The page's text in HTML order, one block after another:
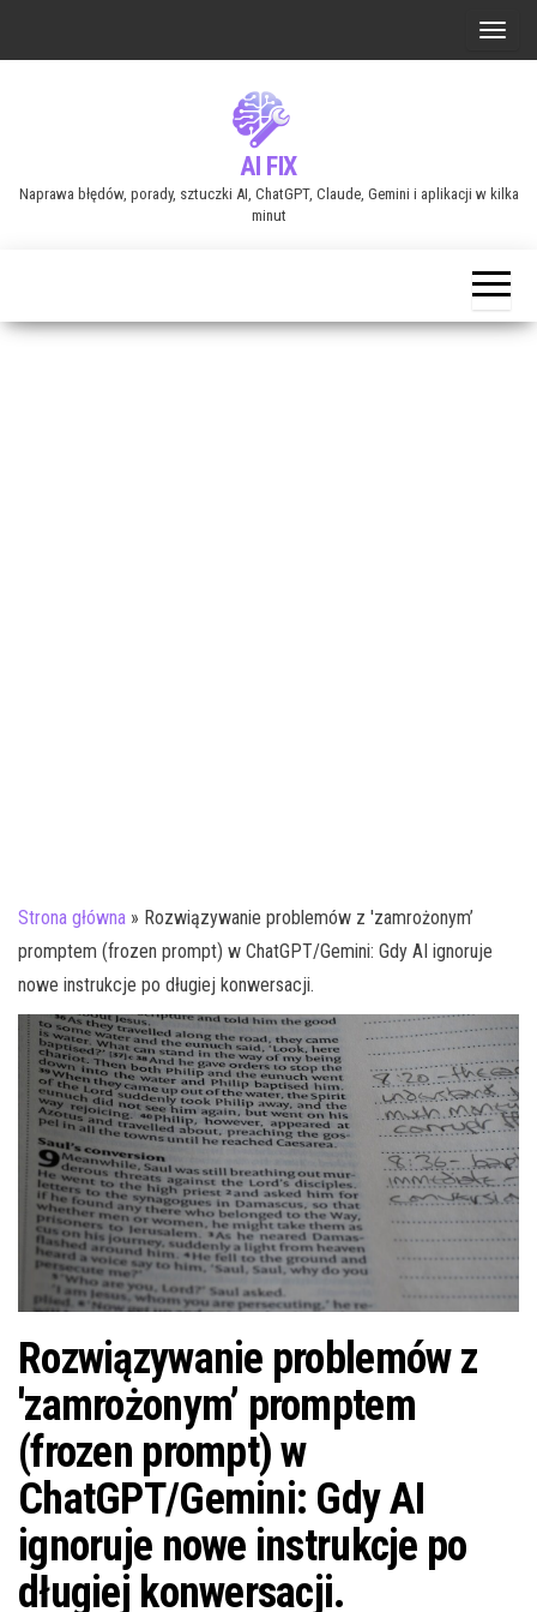
P
ą
z
n
a
AI FIX
Naprawa błędów, porady, sztuczki AI, ChatGPT, Claude, Gemini i aplikacji w kilka
minut
Strona główna » Rozwiązywanie problemów z 'zamrożonym’
promptem (frozen prompt) w ChatGPT/Gemini: Gdy AI ignoruje
nowe instrukcje po długiej konwersacji.
Rozwiązywanie problemów z
'zamrożonym’ promptem
(frozen prompt) w
ChatGPT/Gemini: Gdy AI
ignoruje nowe instrukcje po
długiej konwersacji.